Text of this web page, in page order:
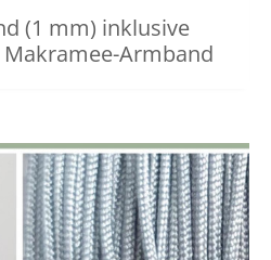
(1 mm) inklusive
Armband